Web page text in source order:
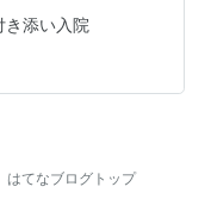
較的目立つ場所
。 我が子も、顔
なりました。 な
は服薬が多いそう
病…
き添い入院
はてなブログトップ